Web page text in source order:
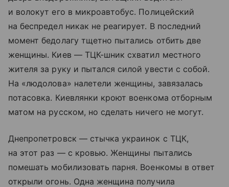
и волокут его в микроавтобус. Полицейский
на беспредел никак не реагирует. В последний
момент бедолагу тщетно пытались отбить две
женщины. Киев — ТЦК-шник схватил местного
жителя за руку и пытался силой увести с собой.
На «людолова» налетели женщины, завязалась
потасовка. Киевлянки кроют военкома отборным
матом на русском, но сделать ничего не могут.
Днепропетровск — стычка украинок с ТЦК,
на этот раз — с кровью. Женщины пытались
помешать мобилизовать парня. Военкомы в ответ
открыли огонь. Одна женщина получила